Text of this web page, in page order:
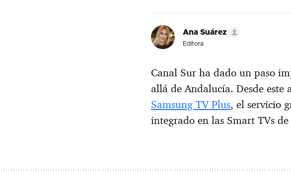
Ana Suárez
Editora
Canal Sur ha dado un paso
allá de Andalucía. Desde este
Samsung TV Plus, el servicio
integrado en las Smart TVs